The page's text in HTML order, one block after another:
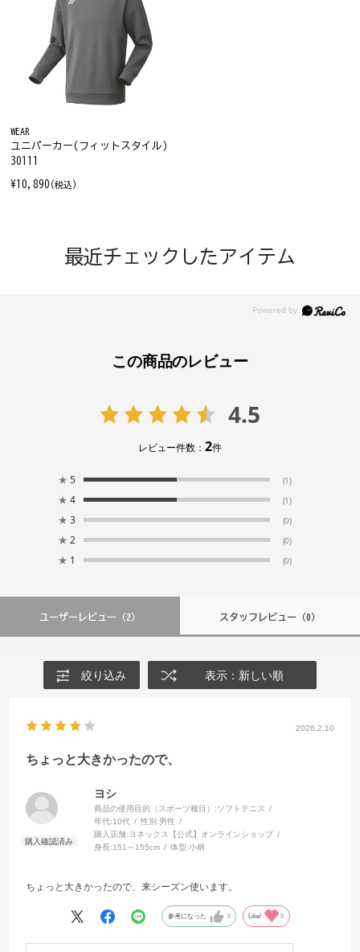
WEAR
ユニパーカー(フィットスタイル)
30111
¥10,890 (税込)
最近チェックしたアイテム
この商品のレビュー
4.5
レビュー件数：2件
★ 5 (1)
★ 4 (1)
★ 3 (0)
★ 2 (0)
★ 1 (0)
ユーザーレビュー （2） スタッフレビュー（0）
絞り込み 表示：新しい順
2026.2.10
ちょっと大きかったので、
ヨシ
商品の使用目的（スポーツ種目）:ソフトテニス
年代:10代 性別:男性
購入店舗:ヨネックス【公式】オンラインショップ
身長:151～155cm 体型:小柄
ちょっと大きかったので、来シーズン使います。
参考になった 0 Like! 0